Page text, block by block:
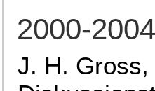
2000-2004
J. H. Gross,